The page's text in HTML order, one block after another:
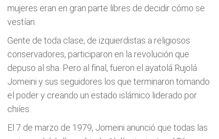
mujeres eran en gran parte libres de decidir cómo se
vestían.
Gente de toda clase, de izquierdistas a religiosos
conservadores, participaron en la revolución que
depuso al sha. Pero al final, fueron el ayatolá Rujolá
Jomeini y sus seguidores los que terminaron tomando
el poder y creando un estado islámico liderado por
chiíes.
El 7 de marzo de 1979, Jomeini anunció que todas las